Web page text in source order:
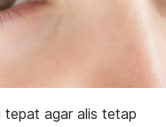
agar alis tetap